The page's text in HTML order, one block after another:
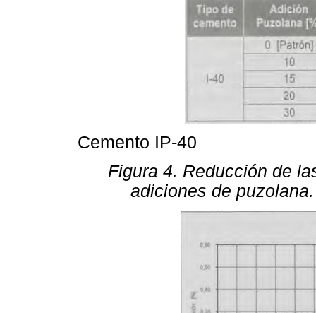
Cemento IP-40
Figura 4. Reducción de
adiciones de